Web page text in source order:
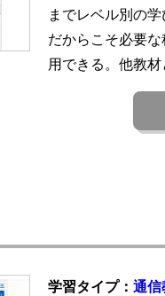
までレベル別の
だからこそ必要
用できる。他教材
学習タイプ： 通信